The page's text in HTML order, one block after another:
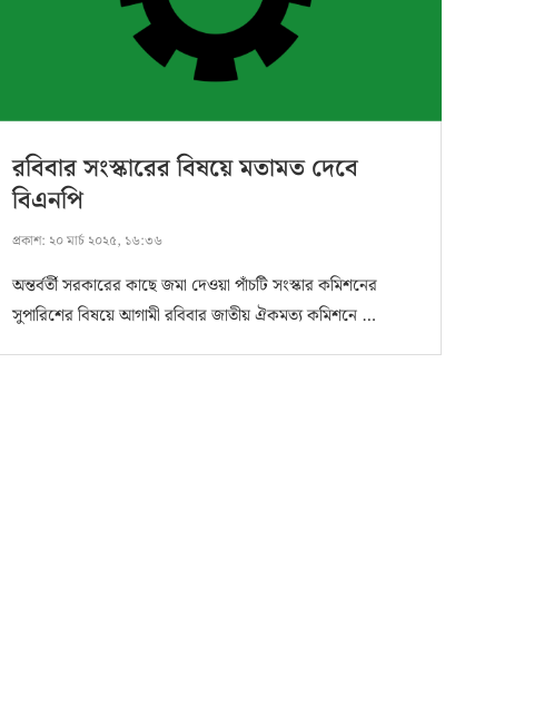
রবিবার সংস্কারের বিষয়ে মতামত দেবে
বিএনপি
প্রকাশ: ২০ মার্চ ২০২৫, ১৬:৩৬
অন্তর্বর্তী সরকারের কাছে জমা দেওয়া পাঁচটি সংস্কার কমিশনের
সুপারিশের বিষয়ে আগামী রবিবার জাতীয় ঐকমত্য কমিশনে …